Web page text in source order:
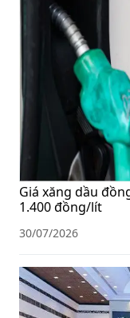
Giá xăng dầu
1.400 đồng/lít
30/07/2026